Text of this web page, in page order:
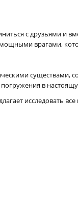
с друзьями и
мощными врагами,
существами,
в
исследовать